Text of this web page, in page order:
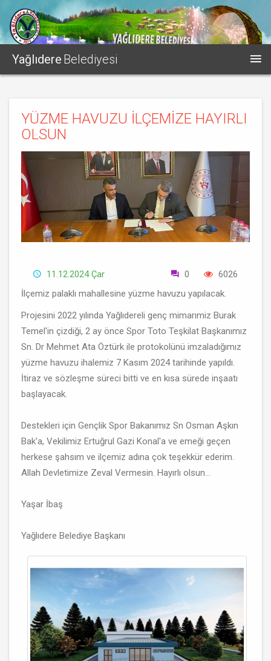
Yağlıdere Belediyesi
YÜZME HAVUZU İLÇEMİZE HAYIRLI
OLSUN
11.12.2024 Çar 0
6026
İlçemiz palaklı mahallesine yüzme havuzu yapılacak.
Projesini 2022 yılında Yağlıdereli genç mimarımiz Burak
Temel'in çizdiği, 2 ay önce Spor Toto Teşkilat Başkanımız
Sn. Dr Mehmet Ata Öztürk ile protokolünü imzaladığımız
yüzme havuzu ihalemiz 7 Kasım 2024 tarihinde yapıldı.
İtiraz ve sözleşme süreci bitti ve en kısa sürede inşaatı
başlayacak.
Destekleri için Gençlik Spor Bakanımız Sn Osman Aşkın
Bak'a, Vekilimiz Ertuğrul Gazi Konal'a ve emeği geçen
herkese şahsım ve ilçemiz adına çok teşekkür ederim.
Allah Devletimize Zeval Vermesin. Hayırlı olsun...
Yaşar İbaş
Yağlıdere Belediye Başkanı